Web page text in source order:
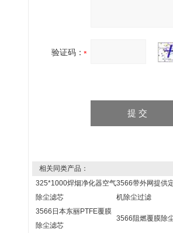
验证码：
相关同类产品：
325*1000焊烟净化器空气
除尘滤芯
3566带外网提供
机除尘过滤
3566日本东丽PTFE覆膜
除尘滤芯
3566阻燃覆膜除